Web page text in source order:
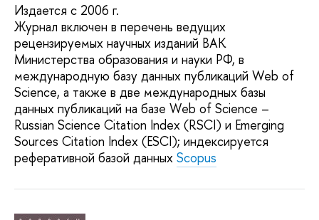
Издается с 2006 г.
Журнал включен в перечень ведущих
рецензируемых научных изданий ВАК
Министерства образования и науки РФ, в
международную базу данных публикаций Web of
Science, а также в две международных базы
данных публикаций на базе Web of Science –
Russian Science Citation Index (RSCI) и Emerging
Sources Citation Index (ESCI); индексируется
реферативной базой данных Scopus